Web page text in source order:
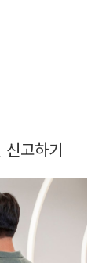
고하기